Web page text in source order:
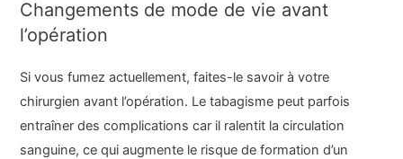
Changements de mode de vie avant
l’opération
Si vous fumez actuellement, faites-le savoir à votre
chirurgien avant l’opération. Le tabagisme peut parfois
entraîner des complications car il ralentit la circulation
sanguine, ce qui augmente le risque de formation d’un